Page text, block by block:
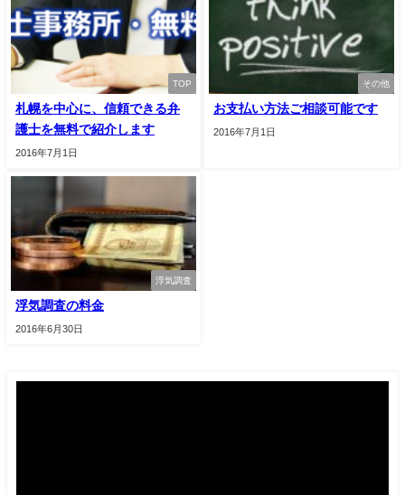
TOP
札幌を中心に、信頼できる弁
護士を無料で紹介します
2016年7月1日
その他
お支払い方法ご相談可能です
2016年7月1日
浮気調査
浮気調査の料金
2016年6月30日